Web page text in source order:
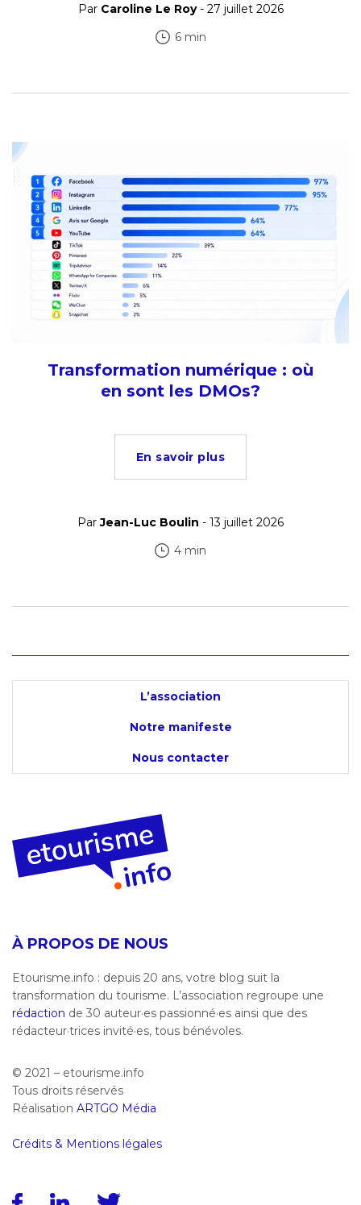
Par Caroline Le Roy- 27 juillet 2026
6 min
Transformation numérique : où
en sont les DMOs?
En savoir plus
ParJean-Luc Boulin - 13 juillet 2026
4 min
L’association
Notre manifeste
Nous contacter
À PROPOS DE NOUS
Etourisme.info : depuis 20 ans, votre blog suit la
transformation du tourisme. L’association regroupe une
rédaction de 30 auteur·es passionné·es ainsi que des
rédacteur·trices invité·es, tous bénévoles.
© 2021 – etourisme.info
Tous droits réservés
Réalisation ARTGO Média
Crédits & Mentions légales